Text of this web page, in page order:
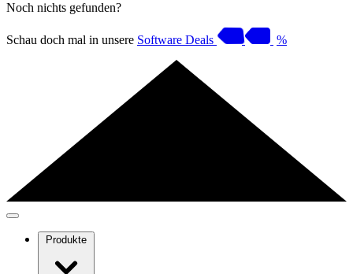
Noch nichts gefunden?
Schau doch mal in unsere Software Deals %
Produkte